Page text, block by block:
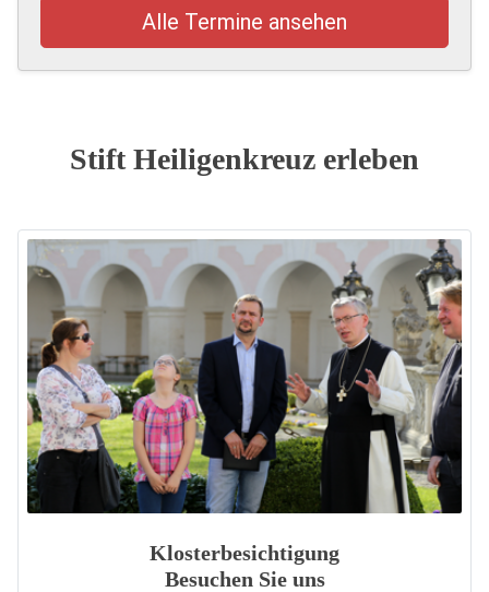
Alle Termine ansehen
Stift Heiligenkreuz erleben
Klosterbesichtigung
Besuchen Sie uns